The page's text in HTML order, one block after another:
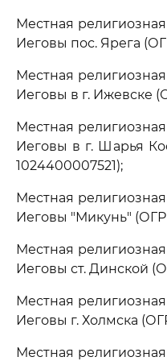
Местная
Иеговы пос. Ярега
Местная
Иеговы в г. Ижевске
Местная
Иеговы в г. Шарья
1024400007521);
Местная
Иеговы "Микунь"
Местная
Иеговы ст. Динской
Местная
Иеговы г. Холмска
Местная